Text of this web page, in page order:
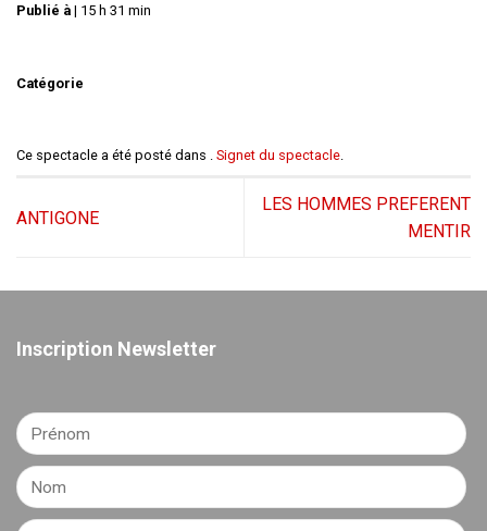
Publié à | 15 h 31 min
Catégorie
Ce spectacle a été posté dans . Signet du spectacle.
ANTIGONE
LES HOMMES PREFERENT
MENTIR
Inscription Newsletter